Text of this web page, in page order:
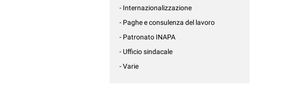
- Internazionalizzazione
- Paghe e consulenza del lavoro
- Patronato INAPA
- Ufficio sindacale
- Varie